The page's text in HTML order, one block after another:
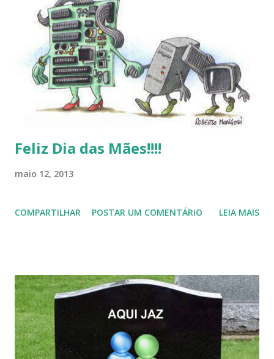
baixa taxa de adesão pelos usuários, entre out ros. Gostaria
de desejar a todos Boas Festas e que em 2013 possamos
estar juntos novamente. Feliz Natal!!!! F eli z 2013 a todos!!!
Feliz Dia das Mães!!!!
maio 12, 2013
COMPARTILHAR POSTAR UM COMENTÁRIO LEIA MAIS